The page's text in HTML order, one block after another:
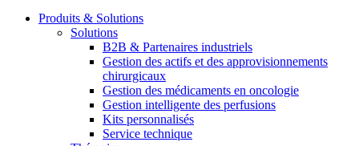
Produits & Solutions
Solutions
B2B & Partenaires industriels
Gestion des actifs et des approvisionnements
chirurgicaux
Gestion des médicaments en oncologie
Gestion intelligente des perfusions
Kits personnalisés
Service technique